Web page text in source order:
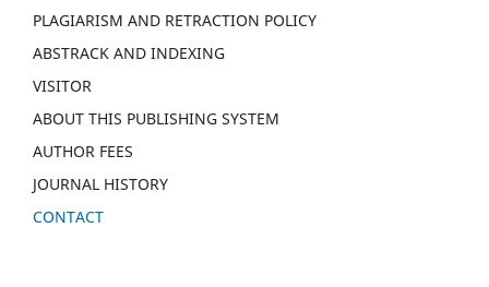
PLAGIARISM AND RETRACTION POLICY
ABSTRACK AND INDEXING
VISITOR
ABOUT THIS PUBLISHING SYSTEM
AUTHOR FEES
JOURNAL HISTORY
CONTACT